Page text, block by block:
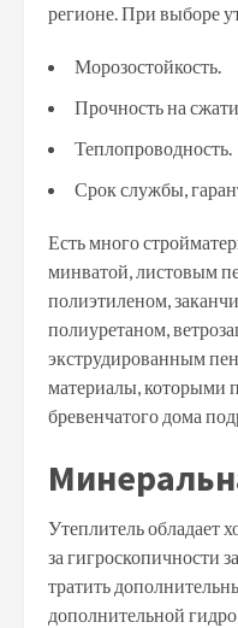
регионе. При выборе
Морозостойкость.
Прочность на
Теплопроводность.
Срок службы,
Есть много
минватой, листовым
полиэтиленом,
полиуретаном,
экструдированным
материалы, которыми
бревенчатого дома
Утеплитель обладает
за гигроскопичности
тратить
дополнительной